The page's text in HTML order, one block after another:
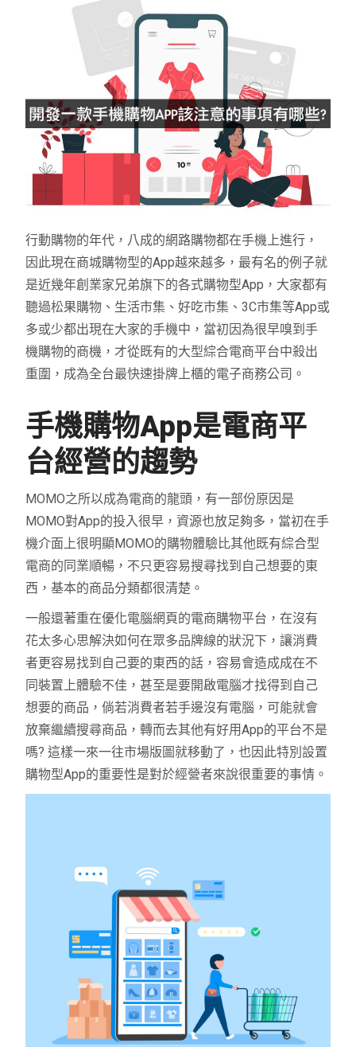
行動購物的年代，八成的網路購物都在手機上進行，
因此現在商城購物型的App越來越多，最有名的例子就
是近幾年創業家兄弟旗下的各式購物型App，大家都有
聽過松果購物、生活市集、好吃市集、3C市集等App或
多或少都出現在大家的手機中，當初因為很早嗅到手
機購物的商機，才從既有的大型綜合電商平台中殺出
重圍，成為全台最快速掛牌上櫃的電子商務公司。
手機購物App是電商平
台經營的趨勢
MOMO之所以成為電商的龍頭，有一部份原因是
MOMO對App的投入很早，資源也放足夠多，當初在手
機介面上很明顯MOMO的購物體驗比其他既有綜合型
電商的同業順暢，不只更容易搜尋找到自己想要的東
西，基本的商品分類都很清楚。
一般還著重在優化電腦網頁的電商購物平台，在沒有
花太多心思解決如何在眾多品牌線的狀況下，讓消費
者更容易找到自己要的東西的話，容易會造成成在不
同裝置上體驗不佳，甚至是要開啟電腦才找得到自己
想要的商品，倘若消費者若手邊沒有電腦，可能就會
放棄繼續搜尋商品，轉而去其他有好用App的平台不是
嗎? 這樣一來一往市場版圖就移動了，也因此特別設置
購物型App的重要性是對於經營者來說很重要的事情。